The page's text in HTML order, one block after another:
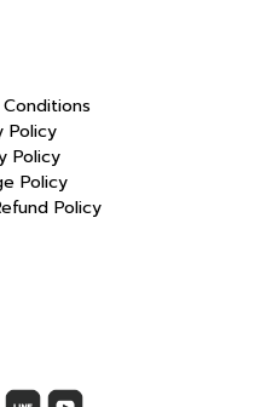
Policy
Policy
Policy
Policy